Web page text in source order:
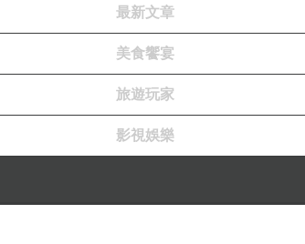
最新文章
美食饗宴
旅遊玩家
影視娛樂